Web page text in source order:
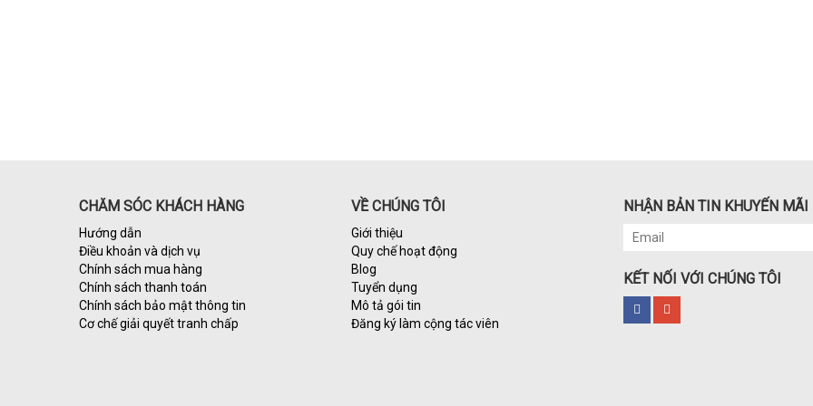
CHĂM SÓC KHÁCH HÀNG
Hướng dẫn
Điều khoản và dịch vụ
Chính sách mua hàng
Chính sách thanh toán
Chính sách bảo mật thông tin
Cơ chế giải quyết tranh chấp
VỀ CHÚNG TÔI
Giới thiệu
Quy chế hoạt động
Blog
Tuyển dụng
Mô tả gói tin
Đăng ký làm cộng tác viên
NHẬN BẢN TIN KHUYẾN MÃI
KẾT NỐI VỚI CHÚNG TÔI